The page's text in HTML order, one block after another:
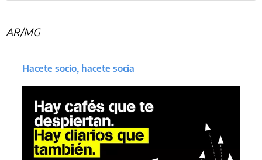
AR/MG
Hacete socio, hacete socia